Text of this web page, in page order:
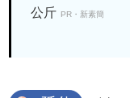
公斤 PR・新素簡